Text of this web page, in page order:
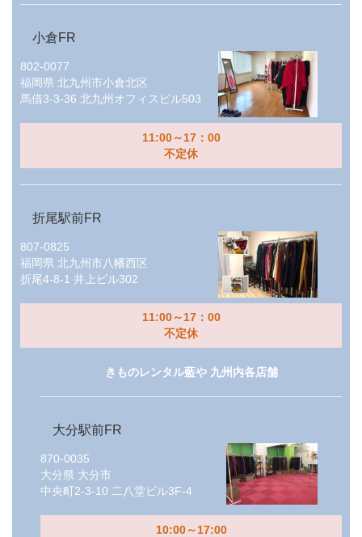
小倉FR
802-0077
福岡県 北九州市小倉北区
馬借3-3-36 北九州オフィスビル503
11:00～17：00
不定休
折尾駅前FR
807-0825
福岡県 北九州市八幡西区
折尾4-8-1 井上ビル302
11:00～17：00
不定休
きものレンタル藍や 九州内各店舗
大分駅前FR
870-0035
大分県 大分市
中央町2-3-10 二八堂ビル3F-4
10:00～17:00